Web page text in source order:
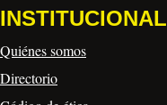
INSTITUCIONAL
Quiénes somos
Directorio